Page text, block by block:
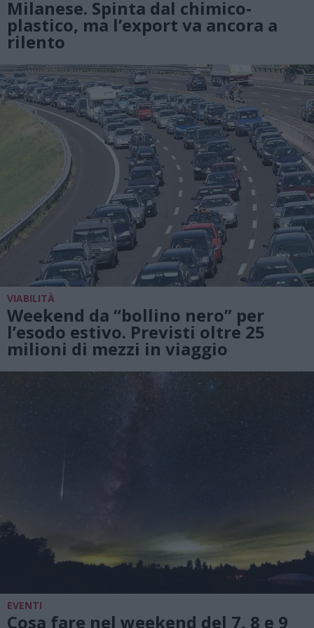
Milanese. Spinta dal chimico-
plastico, ma l’export va ancora a
rilento
VIABILITÀ
Weekend da “bollino nero” per
l’esodo estivo. Previsti oltre 25
milioni di mezzi in viaggio
EVENTI
Cosa fare nel weekend del 7, 8 e 9